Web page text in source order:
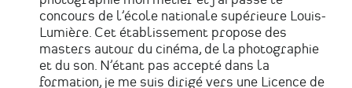
concours de l’école nationale supérieure Louis-
Lumière. Cet établissement propose des
masters autour du cinéma, de la photographie
et du son. N’étant pas accepté dans la
formation, je me suis dirigé vers une Licence de